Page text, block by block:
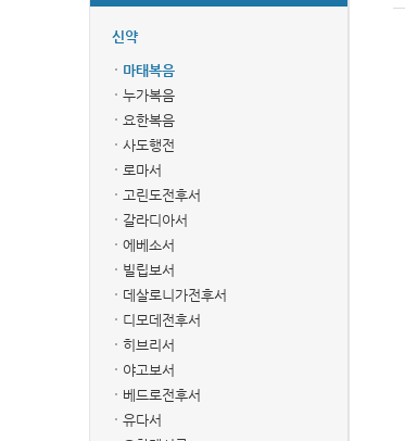
신약
마태복음
누가복음
요한복음
사도행전
로마서
고린도전후서
갈라디아서
에베소서
빌립보서
데살로니가전후서
디모데전후서
히브리서
야고보서
베드로전후서
유다서